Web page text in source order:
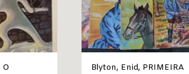
Blyton, Enid, PRIMEIRA